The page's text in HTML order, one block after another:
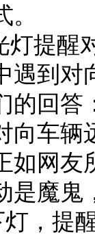
提醒
到对
的回答
车辆
如网
是魔
灯，提